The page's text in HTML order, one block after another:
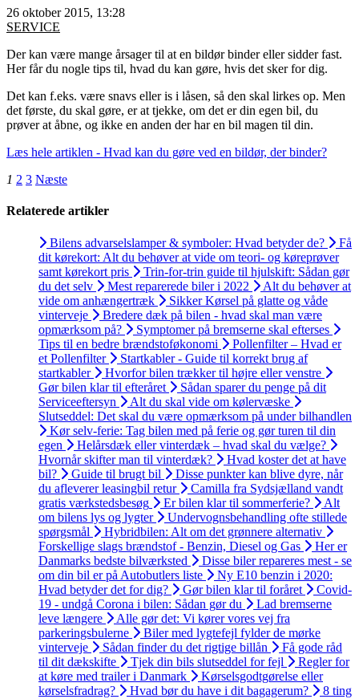
26 oktober 2015, 13:28
SERVICE
Der kan være mange årsager til at en bildør binder eller sidder fast.
Her får du nogle tips til, hvad du kan gøre, hvis det sker for dig.
Det kan f.eks. være snavs eller is i låsen, så den skal lirkes op. Men
det første, du skal gøre, er at tjekke, om det er din egen bil, du
prøver at åbne, og ikke en anden der har en bil magen til din.
Læs hele artiklen - Hvad kan du gøre ved en bildør, der binder?
1 2 3 Næste
Relaterede artikler
Bilens advarselslamper & symboler: Hvad betyder de?
Få
dit kørekort: Alt du behøver at vide om teori- og køreprøver
samt kørekort pris
Trin-for-trin guide til hjulskift: Sådan gør
du det selv
Mest reparerede biler i 2022
Alt du behøver at
vide om anhængertræk
Sikker Kørsel på glatte og våde
vinterveje
Bredere dæk på bilen - hvad skal man være
opmærksom på?
Symptomer på bremserne skal efterses
Tips til en bedre brændstoføkonomi
Pollenfilter – Hvad er
et Pollenfilter
Startkabler - Guide til korrekt brug af
startkabler
Hvorfor bilen trækker til højre eller venstre
Gør bilen klar til efteråret
Sådan sparer du penge på dit
Serviceeftersyn
Alt du skal vide om kølervæske
Slutseddel: Det skal du være opmærksom på under bilhandlen
Kør selv-ferie: Tag bilen med på ferie og gør turen til din
egen
Helårsdæk eller vinterdæk – hvad skal du vælge?
Hvornår skifter man til vinterdæk?
Hvad koster det at have
bil?
Guide til brugt bil
Disse punkter kan blive dyre, når
du afleverer leasingbil retur
Camilla fra Sydsjælland vandt
gratis værkstedsbesøg
Er bilen klar til sommerferie?
Alt
om bilens lys og lygter
Undervognsbehandling ofte stillede
spørgsmål
Hybridbilen: Alt om det grønnere alternativ
Forskellige slags brændstof - Benzin, Diesel og Gas
Her er
Danmarks bedste bilværksted
Disse biler repareres mest - se
om din bil er på Autobutlers liste
Ny E10 benzin i 2020:
Hvad betyder det for dig?
Gør bilen klar til foråret
Covid-
19 - undgå Corona i bilen: Sådan gør du
Lad bremserne
leve længere
Alle gør det: Vi kører vores vej fra
parkeringsbulerne
Biler med lygtefejl fylder de mørke
vinterveje
Sådan finder du det rigtige billån
Få gode råd
til dit dækskifte
Tjek din bils slutseddel for fejl
Regler for
at køre med trailer i Danmark
Kørselsgodtgørelse eller
kørselsfradrag?
Hvad bør du have i dit bagagerum?
8 ting